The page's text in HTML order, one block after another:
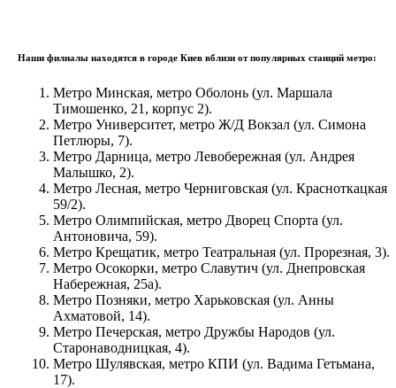
Наши филиалы находятся в городе Киев вблизи от популярных станций метро:
Метро Минская, метро Оболонь (ул. Маршала
Тимошенко, 21, корпус 2).
Метро Университет, метро Ж/Д Вокзал (ул. Симона
Петлюры, 7).
Метро Дарница, метро Левобережная (ул. Андрея
Малышко, 2).
Метро Лесная, метро Черниговская (ул. Красноткацкая
59/2).
Метро Олимпийская, метро Дворец Спорта (ул.
Антоновича, 59).
Метро Крещатик, метро Театральная (ул. Прорезная, 3).
Метро Осокорки, метро Славутич (ул. Днепровская
Набережная, 25а).
Метро Позняки, метро Харьковская (ул. Анны
Ахматовой, 14).
Метро Печерская, метро Дружбы Народов (ул.
Старонаводницкая, 4).
Метро Шулявская, метро КПИ (ул. Вадима Гетьмана,
17).